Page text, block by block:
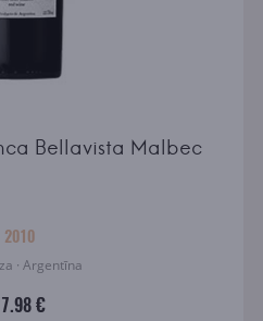
Bellavista Malbec
2010
· Argentīna
€